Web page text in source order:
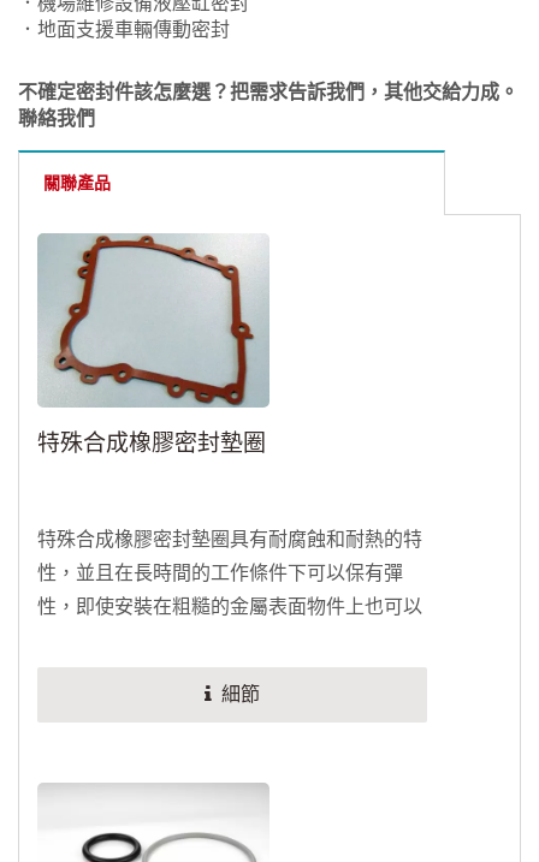
．地面支援車輛傳動密封
不確定密封件該怎麼選？把需求告訴我們，其他交給力成。
聯絡我們
關聯產品
特殊合成橡膠密封墊圈
特殊合成橡膠密封墊圈具有耐腐蝕和耐熱的特
性，並且在長時間的工作條件下可以保有彈
性，即使安裝在粗糙的金屬表面物件上也可以
定之後，從密封的模具設計、配方到進貨檢驗
細節